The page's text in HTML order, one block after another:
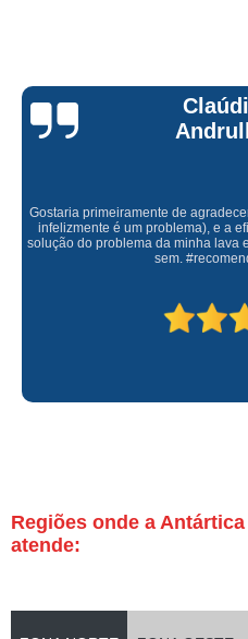
Gostaria primeiramente de
infelizmente é um problema), e a
solução do problema da minha lava
sem.
Regiões onde a
atende: